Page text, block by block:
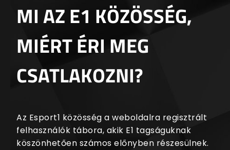
MI AZ E1 KÖZÖSSÉG,
MIÉRT ÉRI MEG
CSATLAKOZNI?
Az Esport1 közösség a weboldalra regisztrált
felhasználók tábora, akik E1 tagságuknak
köszönhetően számos előnyben részesülnek.